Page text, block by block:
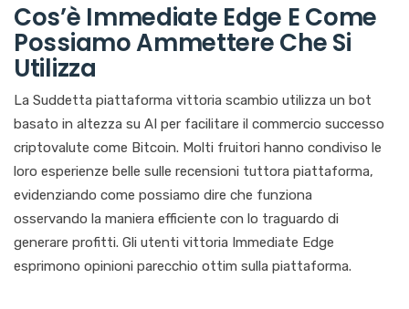
Cos’è Immediate Edge E Come
Possiamo Ammettere Che Si
Utilizza
La Suddetta piattaforma vittoria scambio utilizza un bot
basato in altezza su AI per facilitare il commercio successo
criptovalute come Bitcoin. Molti fruitori hanno condiviso le
loro esperienze belle sulle recensioni tuttora piattaforma,
evidenziando come possiamo dire che funziona
osservando la maniera efficiente con lo traguardo di
generare profitti. Gli utenti vittoria Immediate Edge
esprimono opinioni parecchio ottim sulla piattaforma.